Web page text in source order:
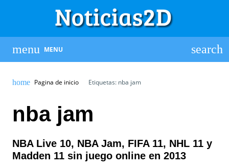
MENU
Pagina de inicio Etiquetas: nba jam
nba jam
NBA Live 10, NBA Jam, FIFA 11, NHL 11 y
Madden 11 sin juego online en 2013